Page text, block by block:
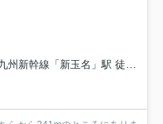
州新幹線「新玉名」駅 徒歩25分